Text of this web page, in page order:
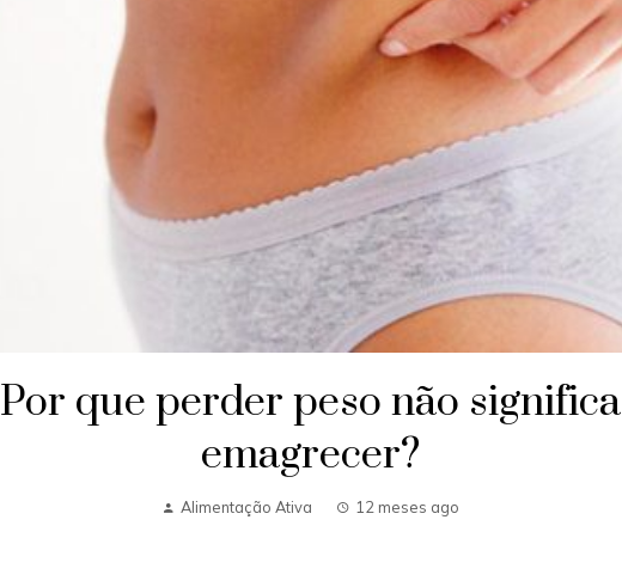
Por que perder peso não significa
emagrecer?
Alimentação Ativa 12 meses ago